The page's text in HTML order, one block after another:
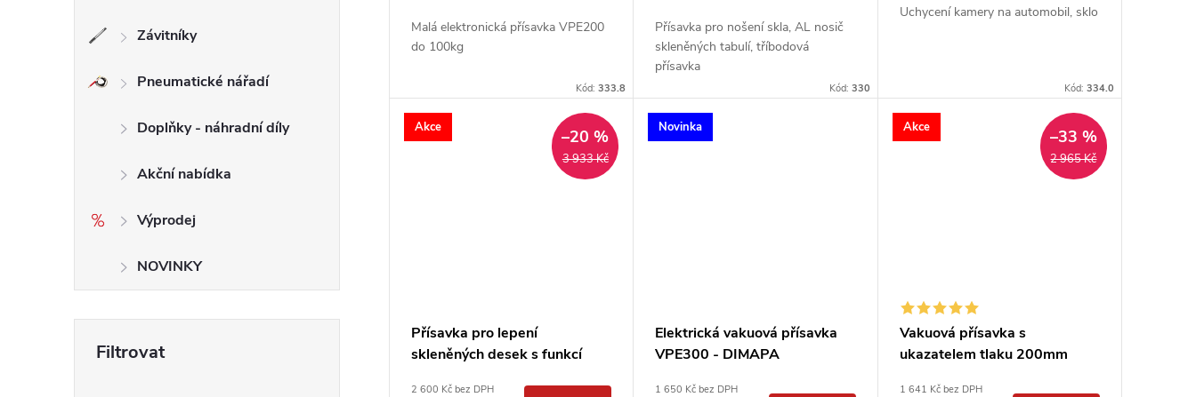
Závitníky
Pneumatické nářadí
Doplňky - náhradní díly
Akční nabídka
Výprodej
NOVINKY
ů
k
Malá elektronická přísavka VPE200
do 100kg
Kód:333.8
Přísavka pro nošení skla, AL nosič
skleněných tabulí, tříbodová
přísavka
Kód: 330
Uchycení kamery na automobil, sklo
Kód: 334.0
Akce
3 933 Kč
–20 %
Přísavka pro lepení
skleněných desek s funkcí
2 600 Kč bez DPH
Novinka
Elektrická vakuová přísavka
VPE300 - DIMAPA
1 650 Kč bez DPH
Akce
2 965 Kč
–33 %
Vakuová přísavka s
ukazatelem tlaku 200mm
1 641 Kč bez DPH